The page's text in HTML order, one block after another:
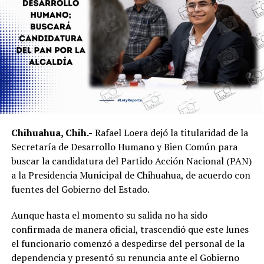
Chihuahua, Chih.- Rafael Loera dejó la titularidad de la
Secretaría de Desarrollo Humano y Bien Común para
buscar la candidatura del Partido Acción Nacional (PAN)
a la Presidencia Municipal de Chihuahua, de acuerdo con
fuentes del Gobierno del Estado.
Aunque hasta el momento su salida no ha sido
confirmada de manera oficial, trascendió que este lunes
el funcionario comenzó a despedirse del personal de la
dependencia y presentó su renuncia ante el Gobierno